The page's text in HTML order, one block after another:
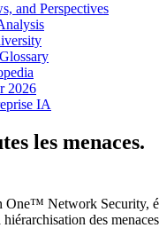
and Perspectives
2026
IA
les menaces.
One™ Network Security,
des